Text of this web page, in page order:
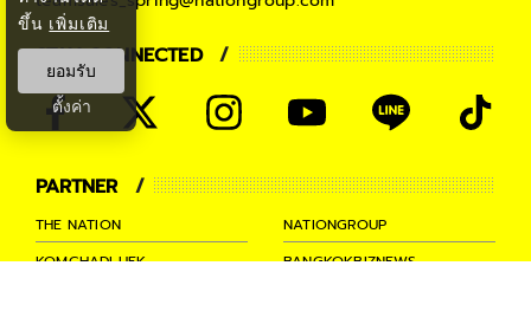
STAY CONNECTED
PARTNER
THE NATION
NATIONGROUP
KOMCHADLUEK
BANGKOKBIZNEWS
ขึ้น เพิ่มเติม
ยอมรับ
ตั้งค่า